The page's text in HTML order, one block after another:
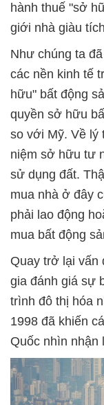
hành thuế "sở
giới nhà giàu
Như chúng ta
các nền kinh tế
hữu" bất động
quyền sở hữu
so với Mỹ. Về lý
niệm sở hữu tư
sử dụng đất.
mua nhà ở đây
phải lao động
mua bất động
Quay trở lại vấn
gia đánh giá sự
trình đô thị hóa
1998 đã khiến
Quốc nhìn nhận